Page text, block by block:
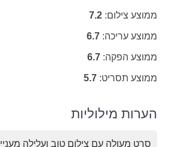
ממוצע צילום: 7.2
ממוצע עריכה: 6.7
ממוצע הפקה: 6.7
ממוצע תסריט: 5.7
הערות מילוליות
סרט מעולה עם צילום טוב ועלילה